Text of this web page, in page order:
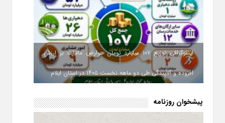
اینفوگرافی توزیع ۱۰۷ میلیارد تومان عوارض مالیات بر ارزش
افزوده و آلایندگی طی دو ماهه نخست ۱۴۰۵ در استان ایلام
پیشخوان روزنامه